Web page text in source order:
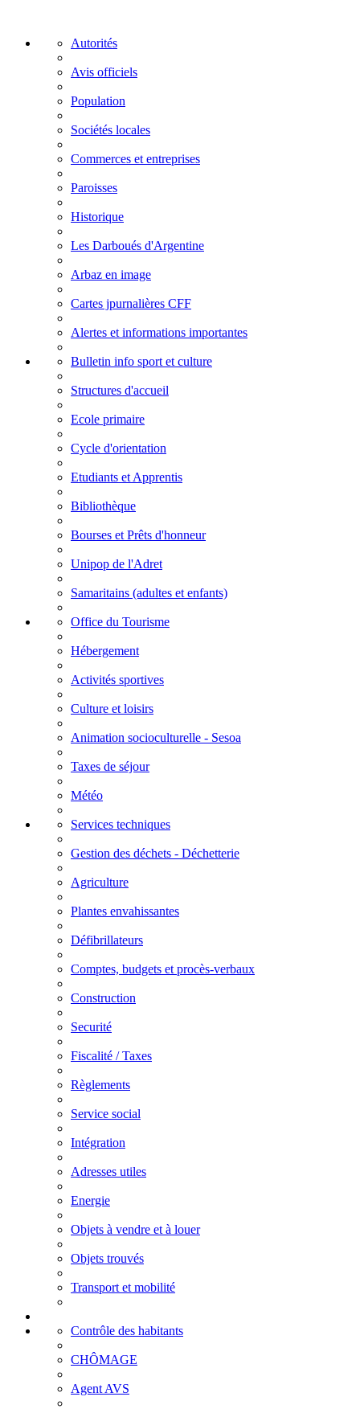
Autorités
Avis officiels
Population
Sociétés locales
Commerces et entreprises
Paroisses
Historique
Les Darboués d'Argentine
Arbaz en image
Cartes jpurnalières CFF
Alertes et informations importantes
Bulletin info sport et culture
Structures d'accueil
Ecole primaire
Cycle d'orientation
Etudiants et Apprentis
Bibliothèque
Bourses et Prêts d'honneur
Unipop de l'Adret
Samaritains (adultes et enfants)
Office du Tourisme
Hébergement
Activités sportives
Culture et loisirs
Animation socioculturelle - Sesoa
Taxes de séjour
Météo
Services techniques
Gestion des déchets - Déchetterie
Agriculture
Plantes envahissantes
Défibrillateurs
Comptes, budgets et procès-verbaux
Construction
Securité
Fiscalité / Taxes
Règlements
Service social
Intégration
Adresses utiles
Energie
Objets à vendre et à louer
Objets trouvés
Transport et mobilité
Contrôle des habitants
CHÔMAGE
Agent AVS